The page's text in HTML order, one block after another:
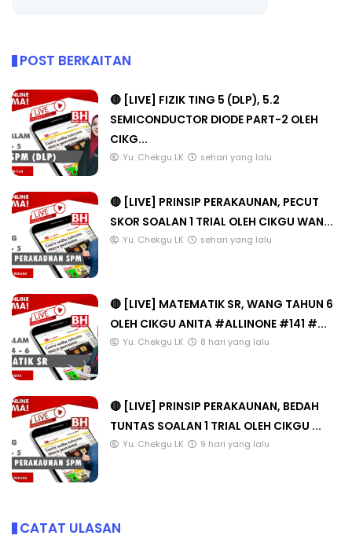
POST BERKAITAN
🔴 [LIVE] FIZIK TING 5 (DLP), 5.2
SEMICONDUCTOR DIODE PART-2 OLEH
CIKG...
Yu. Chekgu LK sehari yang lalu
🔴 [LIVE] PRINSIP PERAKAUNAN, PECUT
SKOR SOALAN 1 TRIAL OLEH CIKGU WAN...
Yu. Chekgu LK sehari yang lalu
🔴 [LIVE] MATEMATIK SR, WANG TAHUN 6
OLEH CIKGU ANITA #ALLINONE #141 #...
Yu. Chekgu LK 8 hari yang lalu
🔴 [LIVE] PRINSIP PERAKAUNAN, BEDAH
TUNTAS SOALAN 1 TRIAL OLEH CIKGU ...
Yu. Chekgu LK 9 hari yang lalu
CATAT ULASAN